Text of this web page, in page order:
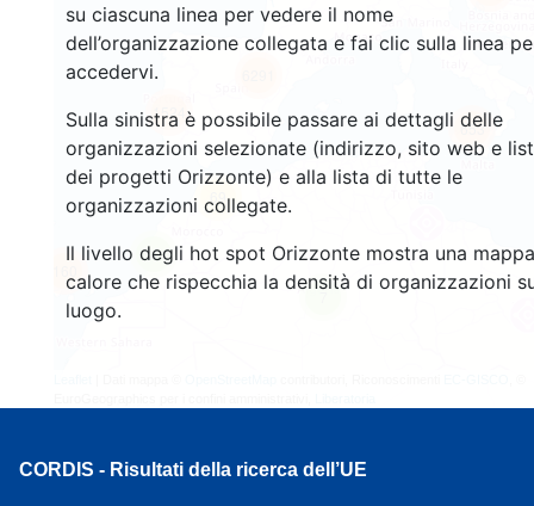
su ciascuna linea per vedere il nome
dell’organizzazione collegata e fai clic sulla linea
accedervi.
Sulla sinistra è possibile passare ai dettagli delle
organizzazioni selezionate (indirizzo, sito web e
dei progetti Orizzonte) e alla lista di tutte le
organizzazioni collegate.
Il livello degli hot spot Orizzonte mostra una
calore che rispecchia la densità di organizzazioni
luogo.
7
4
1524
653
CORDIS - Risultati della ricerca dell’UE